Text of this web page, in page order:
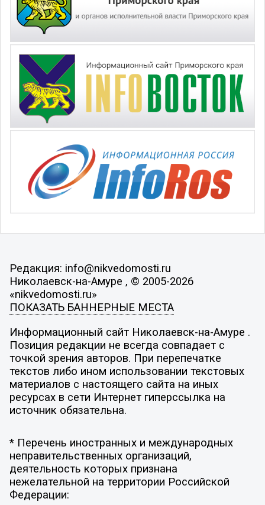
Редакция: info@nikvedomosti.ru
Николаевск-на-Амуре , © 2005-2026
«nikvedomosti.ru»
ПОКАЗАТЬ БАННЕРНЫЕ МЕСТА
Информационный сайт Николаевск-на-Амуре .
Позиция редакции не всегда совпадает с
точкой зрения авторов. При перепечатке
текстов либо ином использовании текстовых
материалов с настоящего сайта на иных
ресурсах в сети Интернет гиперссылка на
источник обязательна.
* Перечень иностранных и международных
неправительственных организаций,
деятельность которых признана
нежелательной на территории Российской
Федерации: